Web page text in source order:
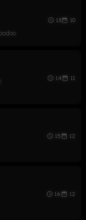
access_time 13date_range 10
access_time 14 date_range 11
access_time 15 date_range 12
access_time 16 date_range 12